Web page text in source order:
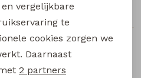
City Life
vergelijkbare
te
cookies zorgen we
Daarnaast
2 partners